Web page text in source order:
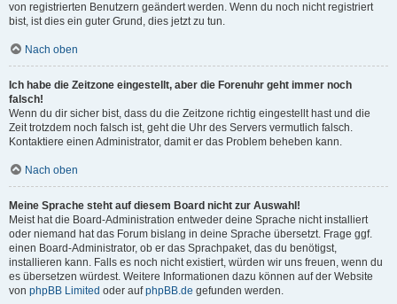
von registrierten Benutzern geändert werden. Wenn du noch nicht registriert
bist, ist dies ein guter Grund, dies jetzt zu tun.
Nach oben
Ich habe die Zeitzone eingestellt, aber die Forenuhr geht immer noch
falsch!
Wenn du dir sicher bist, dass du die Zeitzone richtig eingestellt hast und die
Zeit trotzdem noch falsch ist, geht die Uhr des Servers vermutlich falsch.
Kontaktiere einen Administrator, damit er das Problem beheben kann.
Nach oben
Meine Sprache steht auf diesem Board nicht zur Auswahl!
Meist hat die Board-Administration entweder deine Sprache nicht installiert
oder niemand hat das Forum bislang in deine Sprache übersetzt. Frage ggf.
einen Board-Administrator, ob er das Sprachpaket, das du benötigst,
installieren kann. Falls es noch nicht existiert, würden wir uns freuen, wenn du
es übersetzen würdest. Weitere Informationen dazu können auf der Website
von phpBB Limited oder aufphpBB.de gefunden werden.